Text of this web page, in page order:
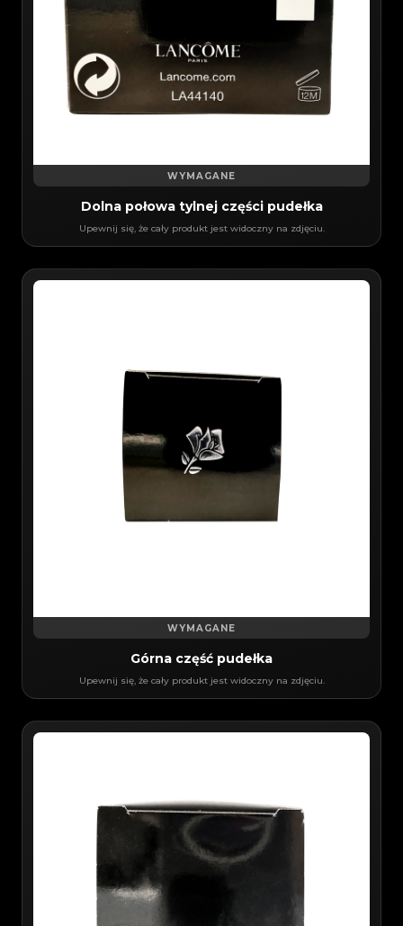
WYMAGANE
Dolna połowa tylnej części pudełka
Upewnij się, że cały produkt jest widoczny na zdjęciu.
WYMAGANE
Górna część pudełka
Upewnij się, że cały produkt jest widoczny na zdjęciu.